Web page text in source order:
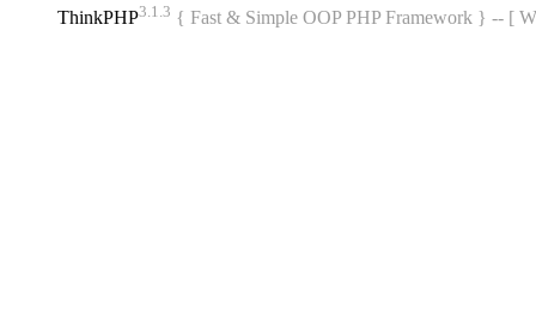
ThinkPHP3.1.3 { Fast & Simple OOP PHP Framework } -- [